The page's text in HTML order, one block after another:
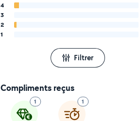
4
3
2
1
Filtrer
Compliments reçus
1 1